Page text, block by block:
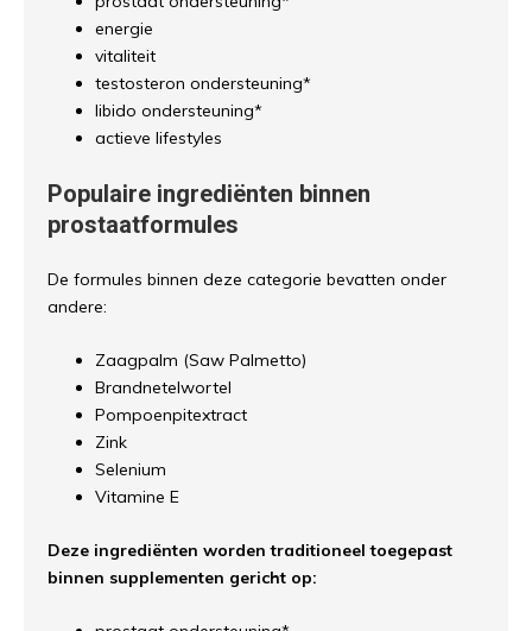
energie
vitaliteit
testosteron ondersteuning*
libido ondersteuning*
actieve lifestyles
Populaire ingrediënten binnen
prostaatformules
De formules binnen deze categorie bevatten onder
andere:
Zaagpalm (Saw Palmetto)
Brandnetelwortel
Pompoenpitextract
Zink
Selenium
Vitamine E
Deze ingrediënten worden traditioneel toegepast
binnen supplementen gericht op: